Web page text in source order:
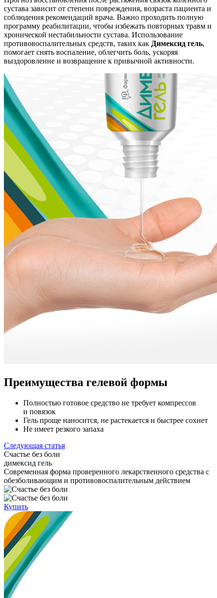
сустава зависит от степени повреждения, возраста пациента и
соблюдения рекомендаций врача. Важно проходить полную
программу реабилитации, чтобы избежать повторных травм и
хронической нестабильности сустава. Использование
противовоспалительных средств, таких как Димексид гель,
помогает снять воспаление, облегчить боль, ускоряя
выздоровление и возвращение к привычной активности.
Преимущества гелевой формы
Полностью готовое средство не требует компрессов
и повязок
Гель проще наносится, не растекается и быстрее сохнет
Не имеет резкого запаха
Следующая статья
Счастье без боли
димексид гель
Cовременная форма проверенного лекарственного средства с
обезболивающим и противовоспалительным действием
Купить